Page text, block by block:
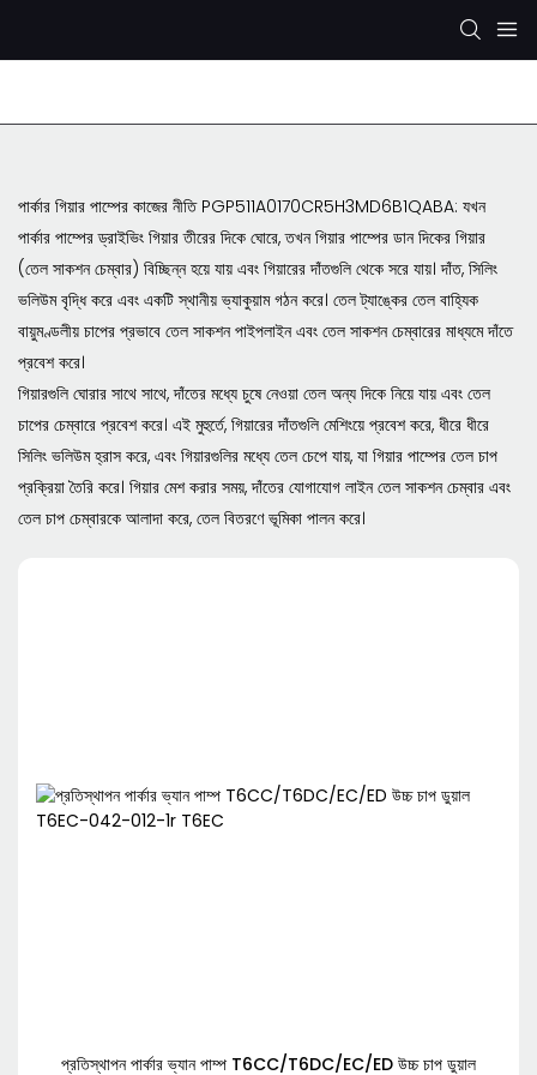
পার্কার গিয়ার পাম্পের কাজের নীতি PGP511A0170CR5H3MD6B1QABA: যখন
পার্কার পাম্পের ড্রাইভিং গিয়ার তীরের দিকে ঘোরে, তখন গিয়ার পাম্পের ডান দিকের গিয়ার
(তেল সাকশন চেম্বার) বিচ্ছিন্ন হয়ে যায় এবং গিয়ারের দাঁতগুলি থেকে সরে যায়। দাঁত, সিলিং
ভলিউম বৃদ্ধি করে এবং একটি স্থানীয় ভ্যাকুয়াম গঠন করে। তেল ট্যাঙ্কের তেল বাহ্যিক
বায়ুমণ্ডলীয় চাপের প্রভাবে তেল সাকশন পাইপলাইন এবং তেল সাকশন চেম্বারের মাধ্যমে দাঁতে
প্রবেশ করে।
গিয়ারগুলি ঘোরার সাথে সাথে, দাঁতের মধ্যে চুষে নেওয়া তেল অন্য দিকে নিয়ে যায় এবং তেল
চাপের চেম্বারে প্রবেশ করে। এই মুহুর্তে, গিয়ারের দাঁতগুলি মেশিংয়ে প্রবেশ করে, ধীরে ধীরে
সিলিং ভলিউম হ্রাস করে, এবং গিয়ারগুলির মধ্যে তেল চেপে যায়, যা গিয়ার পাম্পের তেল চাপ
প্রক্রিয়া তৈরি করে। গিয়ার মেশ করার সময়, দাঁতের যোগাযোগ লাইন তেল সাকশন চেম্বার এবং
তেল চাপ চেম্বারকে আলাদা করে, তেল বিতরণে ভূমিকা পালন করে।
প্রতিস্থাপন পার্কার ভ্যান পাম্প T6CC/T6DC/EC/ED উচ্চ চাপ ডুয়াল